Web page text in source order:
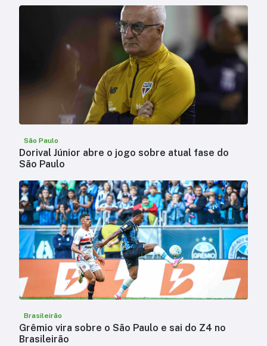
São Paulo
Dorival Júnior abre o jogo sobre atual fase do
São Paulo
Brasileirão
Grêmio vira sobre o São Paulo e sai do Z4 no
Brasileirão